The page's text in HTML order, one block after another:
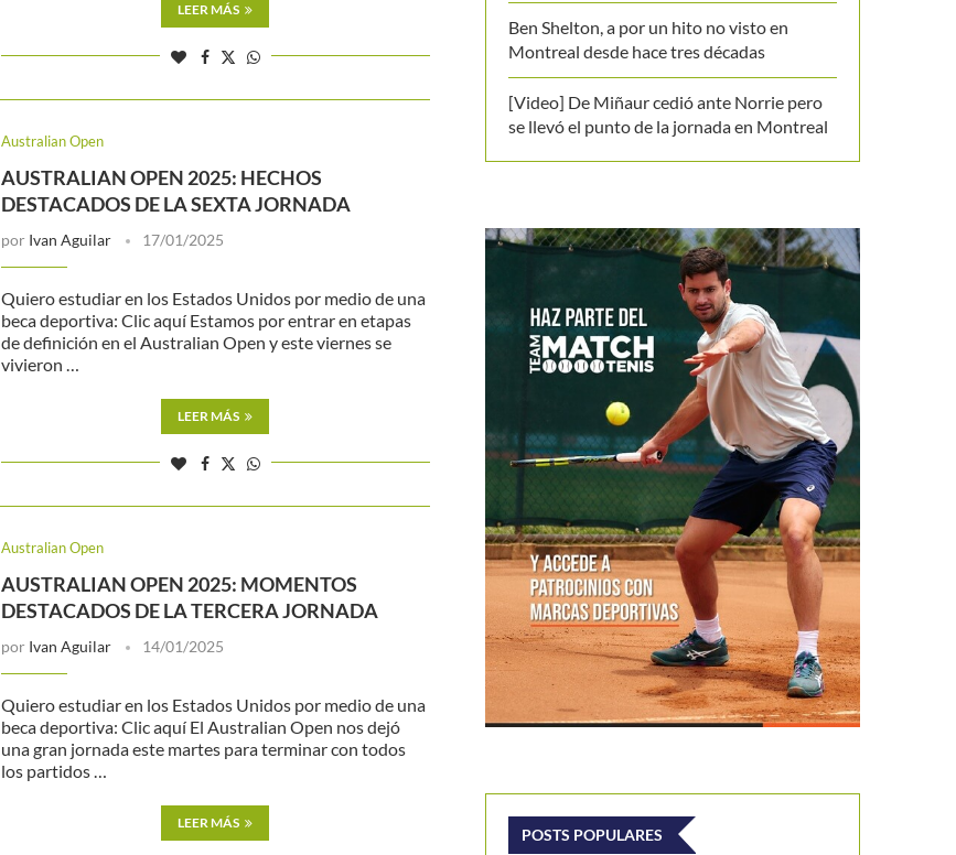
LEER MÁS
Australian Open
AUSTRALIAN OPEN 2025: HECHOS
DESTACADOS DE LA SEXTA JORNADA
por Ivan Aguilar 17/01/2025
Quiero estudiar en los Estados Unidos por medio de una
beca deportiva: Clic aquí Estamos por entrar en etapas
de definición en el Australian Open y este viernes se
vivieron …
LEER MÁS
Australian Open
AUSTRALIAN OPEN 2025: MOMENTOS
DESTACADOS DE LA TERCERA JORNADA
por Ivan Aguilar 14/01/2025
Quiero estudiar en los Estados Unidos por medio de una
beca deportiva: Clic aquí El Australian Open nos dejó
una gran jornada este martes para terminar con todos
los partidos …
LEER MÁS
Ben Shelton, a por un hito no visto en
Montreal desde hace tres décadas
[Video] De Miñaur cedió ante Norrie pero
se llevó el punto de la jornada en Montreal
POSTS POPULARES